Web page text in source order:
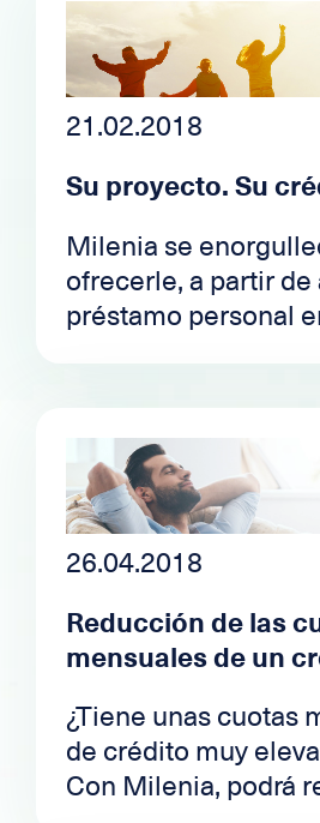
proyectos.
21.02.2018
Su proyecto. Su
Milenia se
ofrecerle, a partir de
préstamo personal
A partir de ahora
beneficiarse de
del mercado suizo;
solicitud de préstamo
totalidad del
préstamos
26.04.2018
Reducción de las
mensuales de un
¿Tiene unas cuotas
de crédito muy
Con Milenia, podrá